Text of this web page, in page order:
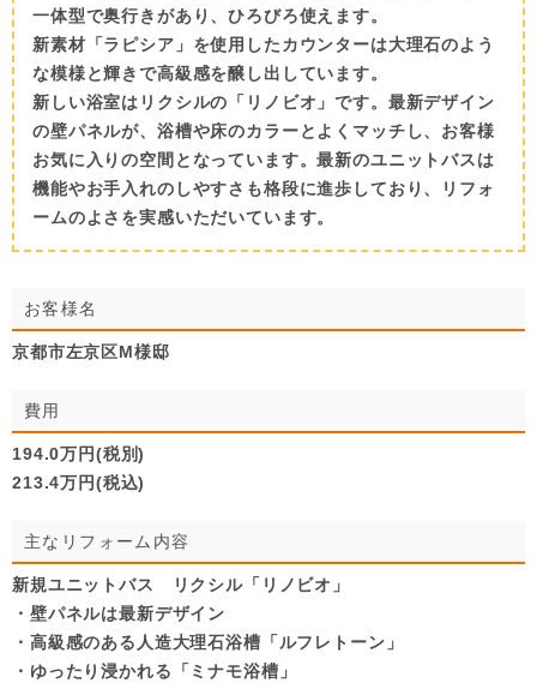
一体型で奥行きがあり、ひろびろ使えます。
新素材「ラピシア」を使用したカウンターは大理石のよう
な模様と輝きで高級感を醸し出しています。
新しい浴室はリクシルの「リノビオ」です。最新デザイン
の壁パネルが、浴槽や床のカラーとよくマッチし、お客様
お気に入りの空間となっています。最新のユニットバスは
機能やお手入れのしやすさも格段に進歩しており、リフォ
ームのよさを実感いただいています。
お客様名
京都市左京区M様邸
費用
194.0万円(税別)
213.4万円(税込)
主なリフォーム内容
新規ユニットバス リクシル「リノビオ」
・壁パネルは最新デザイン
・高級感のある人造大理石浴槽「ルフレトーン」
・ゆったり浸かれる「ミナモ浴槽」